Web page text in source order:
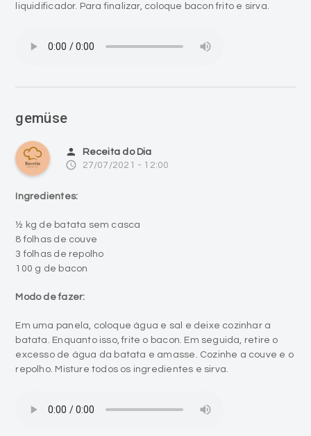
liquidificador. Para finalizar, coloque bacon frito e sirva.
gemüse
person Receita do Dia
access_time 27/07/2021 - 12:00
Ingredientes:
½ kg de batata sem casca
8 folhas de couve
3 folhas de repolho
100 g de bacon
Modo de fazer:
Em uma panela, coloque água e sal e deixe cozinhar a
batata. Enquanto isso, frite o bacon. Em seguida, retire o
excesso de água da batata e amasse. Cozinhe a couve e o
repolho. Misture todos os ingredientes e sirva.